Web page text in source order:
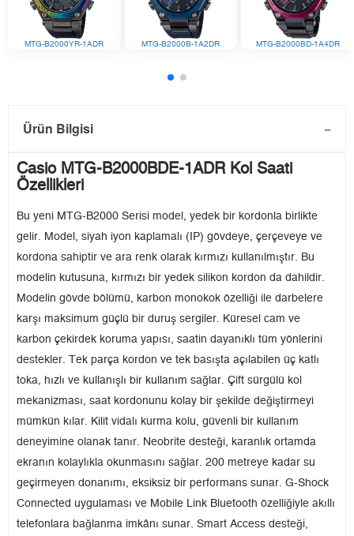
MTG-B2000YR-1ADR MTG-B2000B-1A2DR MTG-B2000BD-1A4DR
Ürün Bilgisi
Casio MTG-B2000BDE-1ADR Kol Saati
Özellikleri
Bu yeni MTG-B2000 Serisi model, yedek bir kordonla birlikte
gelir. Model, siyah iyon kaplamalı (IP) gövdeye, çerçeveye ve
kordona sahiptir ve ara renk olarak kırmızı kullanılmıştır. Bu
modelin kutusuna, kırmızı bir yedek silikon kordon da dahildir.
Modelin gövde bölümü, karbon monokok özelliği ile darbelere
karşı maksimum güçlü bir duruş sergiler. Küresel cam ve
karbon çekirdek koruma yapısı, saatin dayanıklı tüm yönlerini
destekler. Tek parça kordon ve tek basışta açılabilen üç katlı
toka, hızlı ve kullanışlı bir kullanım sağlar. Çift sürgülü kol
mekanizması, saat kordonunu kolay bir şekilde değiştirmeyi
mümkün kılar. Kilit vidalı kurma kolu, güvenli bir kullanım
deneyimine olanak tanır. Neobrite desteği, karanlık ortamda
ekranın kolaylıkla okunmasını sağlar. 200 metreye kadar su
geçirmeyen donanımı, eksiksiz bir performans sunar. G-Shock
Connected uygulaması ve Mobile Link Bluetooth özelliğiyle akıllı
telefonlara bağlanma imkânı sunar. Smart Access desteği,